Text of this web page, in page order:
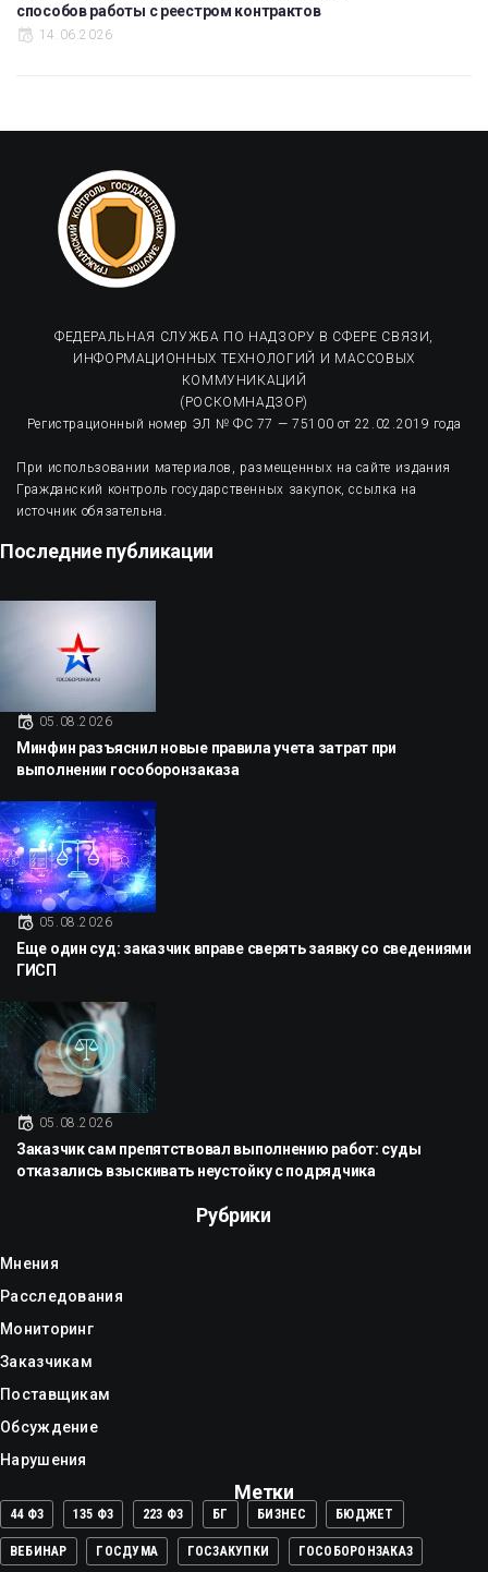
способов работы с реестром контрактов
14.06.2026
ФЕДЕРАЛЬНАЯ СЛУЖБА ПО НАДЗОРУ В СФЕРЕ СВЯЗИ,
ИНФОРМАЦИОННЫХ ТЕХНОЛОГИЙ И МАССОВЫХ
КОММУНИКАЦИЙ
(РОСКОМНАДЗОР)
Регистрационный номер ЭЛ № ФС 77 — 75100 от 22.02.2019 года
При использовании материалов, размещенных на сайте издания
Гражданский контроль государственных закупок, ссылка на
источник обязательна.
Последние публикации
05.08.2026
Минфин разъяснил новые правила учета затрат при
выполнении гособоронзаказа
05.08.2026
Еще один суд: заказчик вправе сверять заявку со сведениями
ГИСП
05.08.2026
Заказчик сам препятствовал выполнению работ: суды
отказались взыскивать неустойку с подрядчика
Рубрики
Мнения
Расследования
Мониторинг
Заказчикам
Поставщикам
Обсуждение
Нарушения
Метки
44 ФЗ 135 ФЗ 223 ФЗ БГ БИЗНЕС БЮДЖЕТ
ВЕБИНАР ГОСДУМА ГОСЗАКУПКИ ГОСОБОРОНЗАКАЗ